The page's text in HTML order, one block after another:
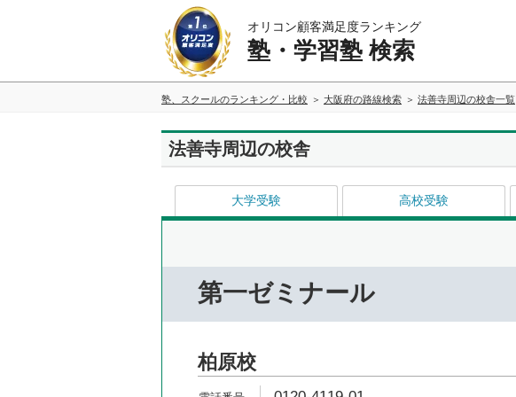
オリコン顧客満足度ランキング
塾・学習塾 検索
塾、スクールのランキング・比較 大阪府の路線検索 法善寺周辺の校舎一覧
法善寺周辺の校舎
大学受験 高校受験
第一ゼミナール
柏原校